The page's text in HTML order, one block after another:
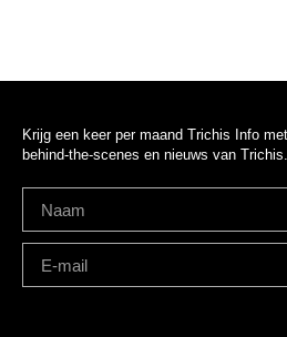
Krijg een keer per maand Trichis Info
behind-the-scenes en nieuws van Trichis.